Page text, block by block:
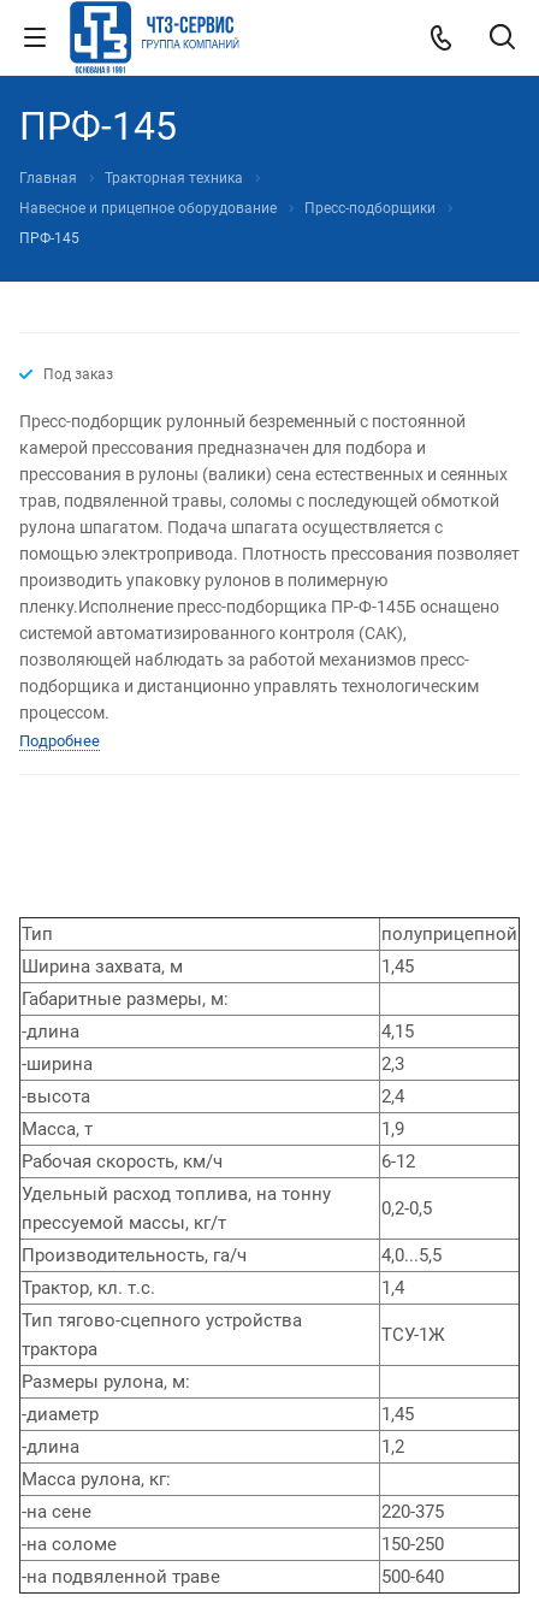
ПРФ-145
Главная
Тракторная техника
Навесное и прицепное оборудование
Пресс-подборщики
ПРФ-145
Под заказ
Пресс-подборщик рулонный безременный с постоянной
камерой прессования предназначен для подбора и
прессования в рулоны (валики) сена естественных и сеянных
трав, подвяленной травы, соломы с последующей обмоткой
рулона шпагатом. Подача шпагата осуществляется с
помощью электропривода. Плотность прессования позволяет
производить упаковку рулонов в полимерную
пленку.Исполнение пресс-подборщика ПР-Ф-145Б оснащено
системой автоматизированного контроля (САК),
позволяющей наблюдать за работой механизмов пресс-
подборщика и дистанционно управлять технологическим
процессом.
Подробнее
Тип
полуприцепной
Ширина захвата, м
1,45
Габаритные размеры, м:
-длина
4,15
-ширина
2,3
-высота
2,4
Масса, т
1,9
Рабочая скорость, км/ч
6-12
Удельный расход топлива, на тонну
прессуемой массы, кг/т
0,2-0,5
Производительность, га/ч
4,0...5,5
Трактор, кл. т.с.
1,4
Тип тягово-сцепного устройства
трактора
ТСУ-1Ж
Размеры рулона, м:
-диаметр
1,45
-длина
1,2
Масса рулона, кг:
-на сене
220-375
-на соломе
150-250
-на подвяленной траве
500-640